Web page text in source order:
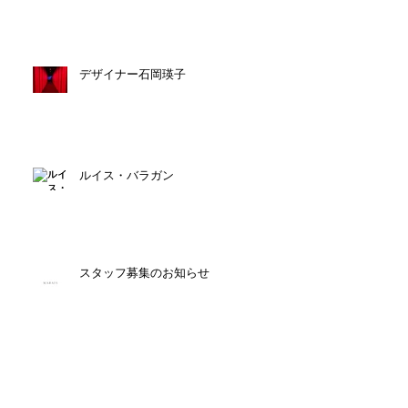
デザイナー石岡瑛子
ルイス・バラガン
スタッフ募集のお知らせ